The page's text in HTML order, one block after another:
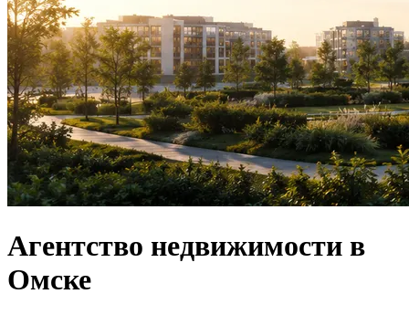
Агентство недвижимости в
Омске